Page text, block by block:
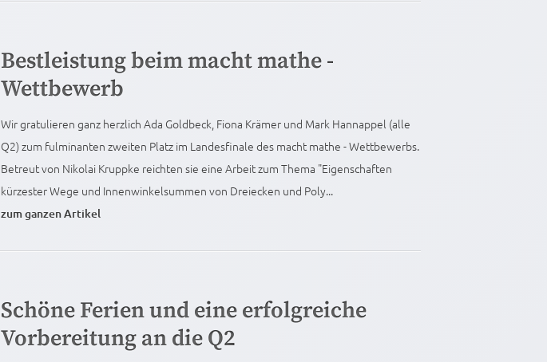
Bestleistung beim macht mathe -
Wettbewerb
Wir gratulieren ganz herzlich Ada Goldbeck, Fiona Krämer und Mark Hannappel (alle
Q2) zum fulminanten zweiten Platz im Landesfinale des macht mathe - Wettbewerbs.
Betreut von Nikolai Kruppke reichten sie eine Arbeit zum Thema "Eigenschaften
kürzester Wege und Innenwinkelsummen von Dreiecken und Poly...
zum ganzen Artikel
Schöne Ferien und eine erfolgreiche
Vorbereitung an die Q2